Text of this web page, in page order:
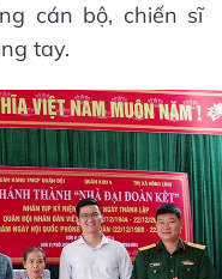
cán bộ, chiến sĩ
tay.